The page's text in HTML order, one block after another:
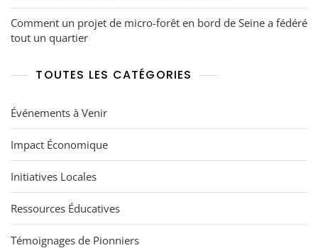
Comment un projet de micro-forêt en bord de Seine a fédéré
tout un quartier
TOUTES LES CATÉGORIES
Événements à Venir
Impact Économique
Initiatives Locales
Ressources Éducatives
Témoignages de Pionniers